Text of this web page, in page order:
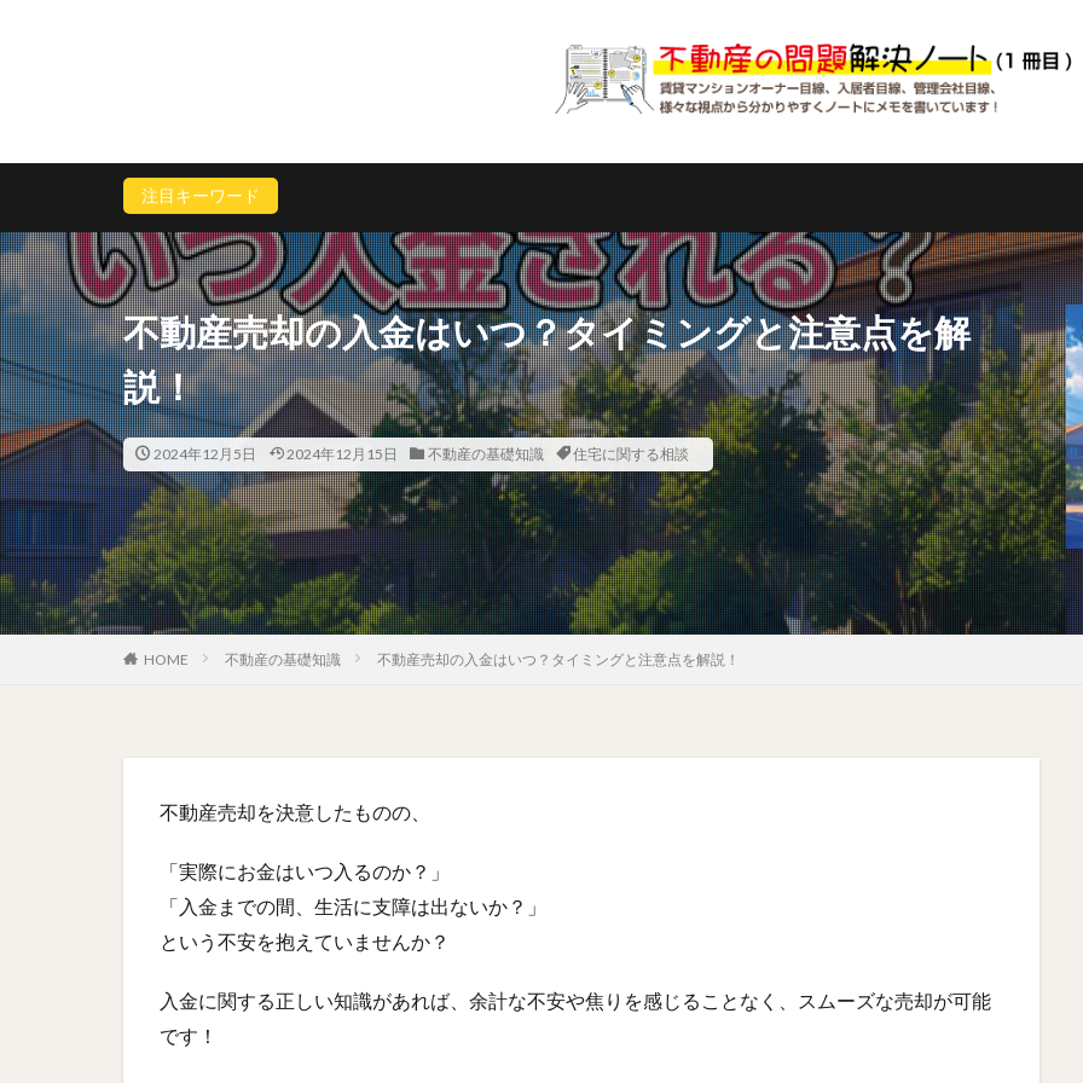
注目キーワード
不動産売却の入金はいつ？タイミングと注意点を解
説！
2024年12月5日 2024年12月15日 不動産の基礎知識 住宅に関する相談
HOME 不動産の基礎知識 不動産売却の入金はいつ？タイミングと注意点を解説！
不動産売却を決意したものの、
「実際にお金はいつ入るのか？」
「入金までの間、生活に支障は出ないか？」
という不安を抱えていませんか？
入金に関する正しい知識があれば、余計な不安や焦りを感じることなく、スムーズな売却が可能
です！